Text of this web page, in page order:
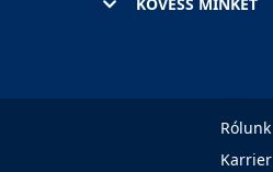
Rólunk
Karrier